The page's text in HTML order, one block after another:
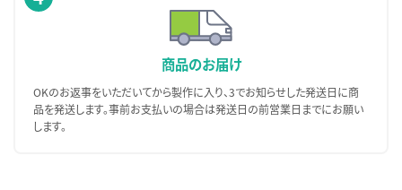
商品のお届け
OKのお返事をいただいてから製作に入り、3でお知らせした発送日に商
品を発送します。事前お支払いの場合は発送日の前営業日までにお願い
します。